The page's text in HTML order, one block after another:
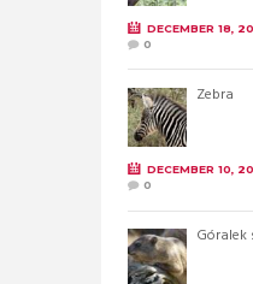
DECEMBER 18,
0
Zebra
DECEMBER 10,
0
Góralek